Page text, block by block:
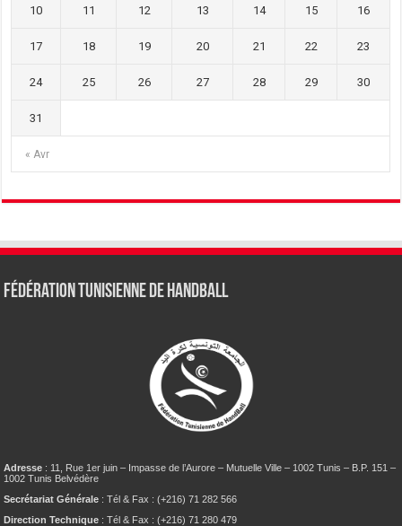
« Avr
10 11 12 13 14 15 16
17 18 19 20 21 22 23
24 25 26 27 28 29 30
31
Fédération tunisienne de Handball
Adresse : 11, Rue 1er juin – Impasse de l’Aurore – Mutuelle Ville – 1002 Tunis – B.P. 151 –
1002 Tunis Belvédère
Secrétariat Générale : Tél & Fax : (+216) 71 282 566
Direction Technique : Tél & Fax : (+216) 71 280 479